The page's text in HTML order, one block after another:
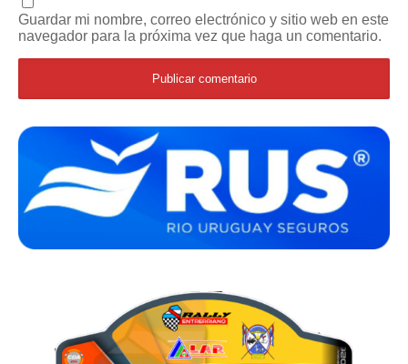
Guardar mi nombre, correo electrónico y sitio web en este
navegador para la próxima vez que haga un comentario.